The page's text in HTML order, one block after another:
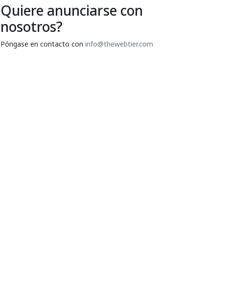
Quiere anunciarse con
nosotros?
Póngase en contacto con info@thewebtier.com